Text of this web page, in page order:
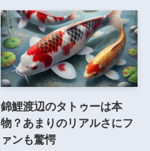
錦鯉渡辺のタトゥーは本
物？あまりのリアルさにフ
ァンも驚愕